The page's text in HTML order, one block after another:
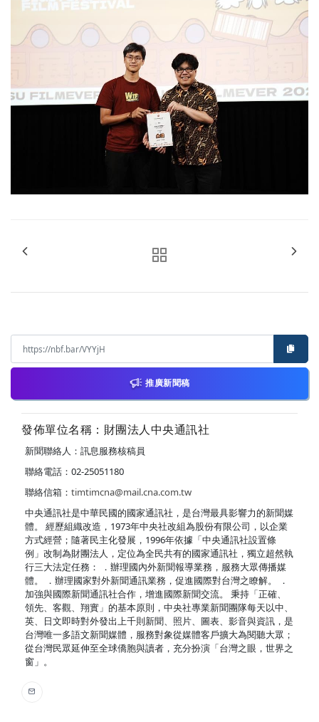
推廣新聞稿
發佈單位名稱：財團法人中央通訊社
新聞聯絡人：訊息服務核稿員
聯絡電話：02-25051180
聯絡信箱： timtimcna@mail.cna.com.tw
中央通訊社是中華民國的國家通訊社，是台灣最具影響力的新聞媒
體。 經歷組織改造，1973年中央社改組為股份有限公司，以企業
方式經營；隨著民主化發展，1996年依據「中央通訊社設置條
例」改制為財團法人，定位為全民共有的國家通訊社，獨立超然執
行三大法定任務： ．辦理國內外新聞報導業務，服務大眾傳播媒
體。 ．辦理國家對外新聞通訊業務，促進國際對台灣之瞭解。 ．
加強與國際新聞通訊社合作，增進國際新聞交流。 秉持「正確、
領先、客觀、翔實」的基本原則，中央社專業新聞團隊每天以中、
英、日文即時對外發出上千則新聞、照片、圖表、影音與資訊，是
台灣唯一多語文新聞媒體，服務對象從媒體客戶擴大為閱聽大眾；
從台灣民眾延伸至全球僑胞與讀者，充分扮演「台灣之眼，世界之
窗」。